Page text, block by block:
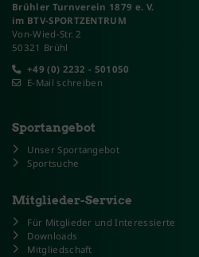
Brühler Turnverein 1879 e. V.
im BTV-SPORTZENTRUM
Von-Wied-Str. 2
50321 Brühl
+49 (0) 2232 - 501050
E-Mail schreiben
Sportangebot
Unser Sportangebot
Sportsuche
Mitglieder-Service
Für Mitglieder und Interessierte
Downloads
Mitgliedschaft